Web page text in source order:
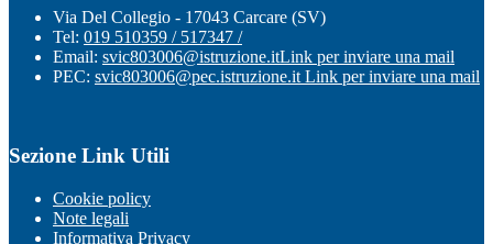
Via Del Collegio - 17043 Carcare (SV)
Tel: 019 510359 / 517347 /
Email: svic803006@istruzione.itLink per inviare una mail
PEC: svic803006@pec.istruzione.it Link per inviare una mail
Sezione Link Utili
Cookie policy
Note legali
Informativa Privacy